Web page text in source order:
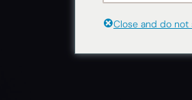
Close and do not